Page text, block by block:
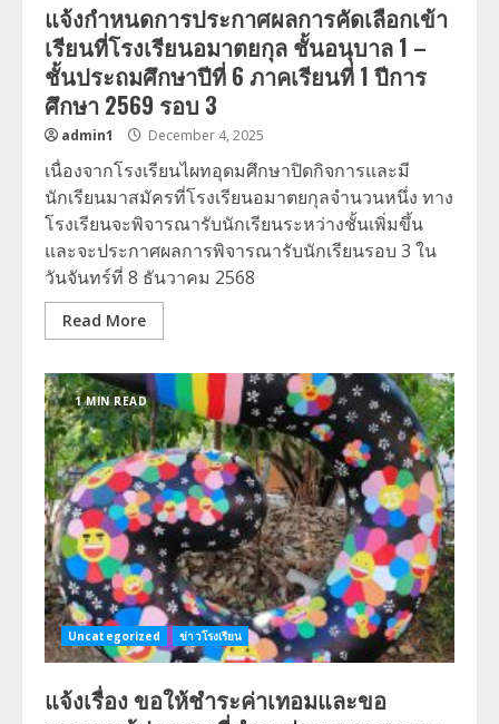
แจ้งกำหนดการประกาศผลการคัดเลือกเข้า
เรียนที่โรงเรียนอมาตยกุล ชั้นอนุบาล 1 –
ชั้นประถมศึกษาปีที่ 6 ภาคเรียนที่ 1 ปีการ
ศึกษา 2569 รอบ 3
admin1 December 4, 2025
เนื่องจากโรงเรียนไผทอุดมศึกษาปิดกิจการและมี
นักเรียนมาสมัครที่โรงเรียนอมาตยกุลจำนวนหนึ่ง ทาง
โรงเรียนจะพิจารณารับนักเรียนระหว่างชั้นเพิ่มขึ้น
และจะประกาศผลการพิจารณารับนักเรียนรอบ 3 ใน
วันจันทร์ที่ 8 ธันวาคม 2568
Read More
1 MIN READ
Uncategorized ข่าวโรงเรียน
แจ้งเรื่อง ขอให้ชำระค่าเทอมและขอ